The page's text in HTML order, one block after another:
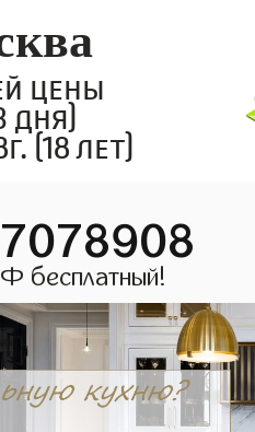
цены
дня)
(18 лет)
бесплатный!